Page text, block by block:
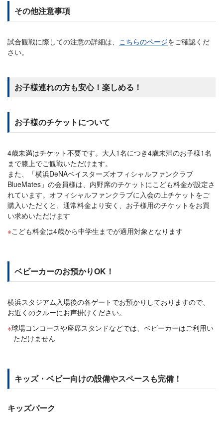
その他注意事項
試合観戦に際しての注意の詳細は、 こちらのページをご確認くだ
さい。
お子様連れの方も安心！楽しめる！
お子様のチケットについて
4歳未満はチケット不要です。大人1名につき4歳未満のお子様1名
まで膝上でご観戦いただけます。
また、「横浜DeNAベイスターズオフィシャルファンクラブ
BlueMates」の会員様は、内野席のチケットにこども料金が設定さ
れています。オフィシャルファンクラブに入会の上チケットをご
購入いただくと、通常料金より安く、お子様用のチケットをお買
い求めいただけます
こども料金は4歳から中学生までが適用対象となります
ベビーカーのお預かりOK！
横浜スタジアム入場後の各ゲートでお預かりしておりますので、
お近くのクルーにお声掛けください。
球場コンコースや座席スタンドなどでは、ベビーカーはご利用い
ただけません
キッズ・ベビー向けの設備やスペースも完備！
キッズパーク